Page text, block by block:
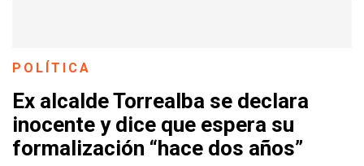
POLÍTICA
Ex alcalde Torrealba se declara
inocente y dice que espera su
formalización “hace dos años”